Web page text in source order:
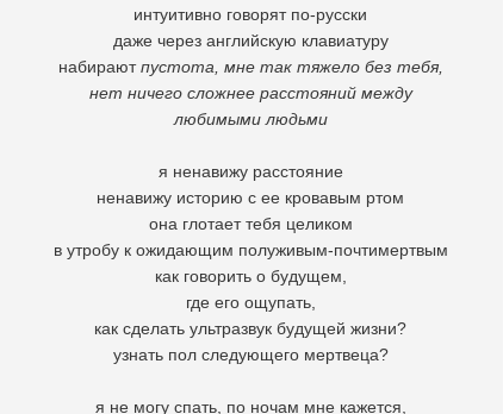
интуитивно говорят по-русски
даже через английскую клавиатуру
набираютпустота, мне так тяжело без тебя,
нет ничего сложнее расстояний между
любимыми людьми
я ненавижу расстояние
ненавижу историю с ее кровавым ртом
она глотает тебя целиком
в утробу к ожидающим полуживым-почтимертвым
как говорить о будущем,
где его ощупать,
как сделать ультразвук будущей жизни?
узнать пол следующего мертвеца?
я не могу спать, по ночам мне кажется,